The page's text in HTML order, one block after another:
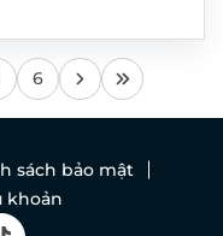
6
sách bảo mật
khoản